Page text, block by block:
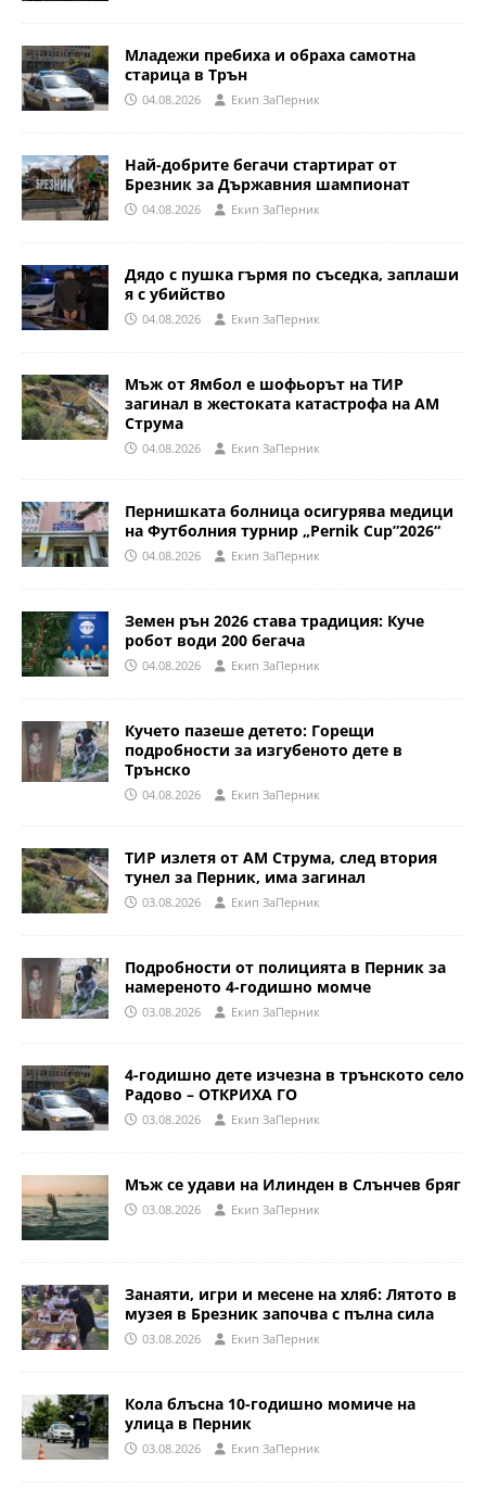
Младежи пребиха и обраха самотна
старица в Трън
04.08.2026 Eкип ЗаПерник
Най-добрите бегачи стартират от
Брезник за Държавния шампионат
04.08.2026 Eкип ЗаПерник
Дядо с пушка гърмя по съседка, заплаши
я с убийство
04.08.2026 Eкип ЗаПерник
Мъж от Ямбол е шофьорът на ТИР
загинал в жестоката катастрофа на АМ
Струма
04.08.2026 Eкип ЗаПерник
Пернишката болница осигурява медици
на Футболния турнир „Pernik Cup”2026“
04.08.2026 Eкип ЗаПерник
Земен рън 2026 става традиция: Куче
робот води 200 бегача
04.08.2026 Eкип ЗаПерник
Кучето пазеше детето: Горещи
подробности за изгубеното дете в
Трънско
04.08.2026 Eкип ЗаПерник
ТИР излетя от АМ Струма, след втория
тунел за Перник, има загинал
03.08.2026 Eкип ЗаПерник
Подробности от полицията в Перник за
намереното 4-годишно момче
03.08.2026 Eкип ЗаПерник
4-годишно дете изчезна в трънското село
Радово – ОТКРИХА ГО
03.08.2026 Eкип ЗаПерник
Мъж се удави на Илинден в Слънчев бряг
03.08.2026 Eкип ЗаПерник
Занаяти, игри и месене на хляб: Лятото в
музея в Брезник започва с пълна сила
03.08.2026 Eкип ЗаПерник
Кола блъсна 10-годишно момиче на
улица в Перник
03.08.2026 Eкип ЗаПерник